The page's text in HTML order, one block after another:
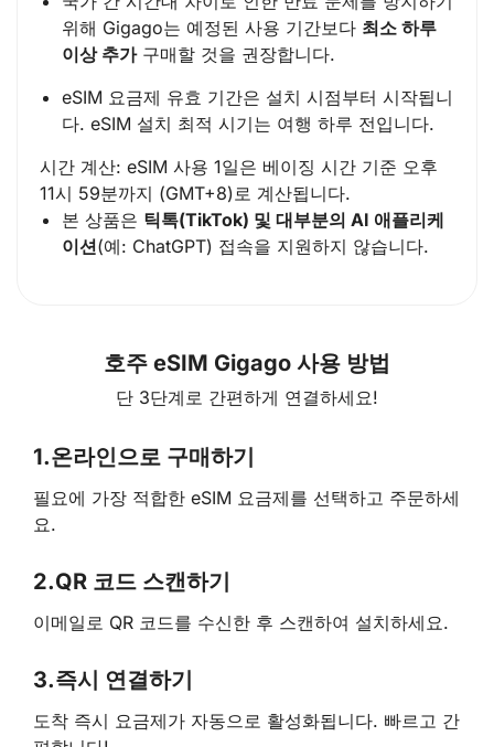
위해 Gigago는 예정된 사용 기간보다 최소 하루
이상 추가구매할 것을 권장합니다.
eSIM 요금제 유효 기간은 설치 시점부터 시작됩니
다. eSIM 설치 최적 시기는 여행 하루 전입니다.
시간 계산: eSIM 사용 1일은 베이징 시간 기준 오후
11시 59분까지 (GMT+8)로 계산됩니다.
본 상품은 틱톡(TikTok) 및 대부분의 AI 애플리케
이션(예: ChatGPT) 접속을 지원하지 않습니다.
호주 eSIM Gigago 사용 방법
단 3단계로 간편하게 연결하세요!
1.온라인으로 구매하기
필요에 가장 적합한 eSIM 요금제를 선택하고 주문하세
요.
2.QR 코드 스캔하기
이메일로 QR 코드를 수신한 후 스캔하여 설치하세요.
3.즉시 연결하기
도착 즉시 요금제가 자동으로 활성화됩니다. 빠르고 간